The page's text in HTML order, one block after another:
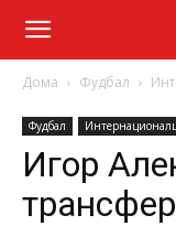
Дома Фудбал
Фудбал
Игор